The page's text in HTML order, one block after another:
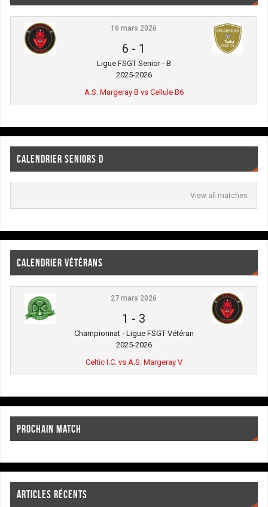
16 mars 2026
6 - 1
Ligue FSGT Senior - B
2025-2026
A.S. Margeray B vs Cellule B6
CALENDRIER SENIORS D
View all matches
CALENDRIER VÉTÉRANS
27 mars 2026
1 - 3
Championnat - Ligue FSGT Vétéran
2025-2026
Celtic I.C. vs A.S. Margeray V
PROCHAIN MATCH
ARTICLES RÉCENTS